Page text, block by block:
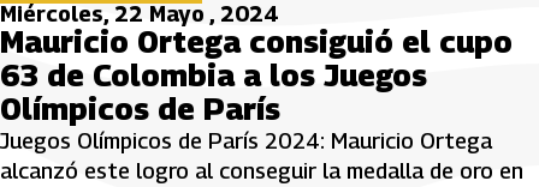
Miércoles, 22 Mayo , 2024
Mauricio Ortega consiguió el cupo
63 de Colombia a los Juegos
Olímpicos de París
Juegos Olímpicos de París 2024: Mauricio Ortega
alcanzó este logro al conseguir la medalla de oro en